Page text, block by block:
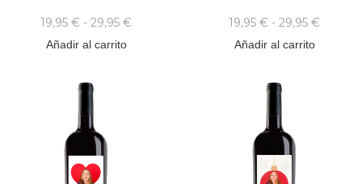
19,95 € - 29,95 €
Añadir al carrito
19,95 € - 29,95 €
Añadir al carrito